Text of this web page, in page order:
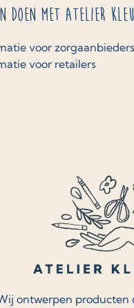
doen met Atelier
voor zorgaanbieders
voor retailers
ontwerpen